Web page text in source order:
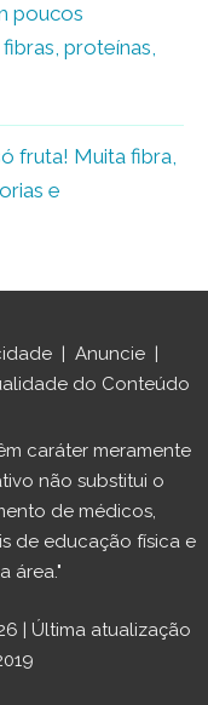
poucos
proteínas,
fruta! Muita fibra,
e
Anuncie
do Conteúdo
caráter meramente
não substitui o
de médicos,
de educação física e
área."
| Última atualização